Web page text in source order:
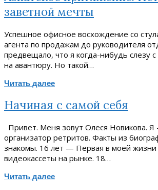
заветной мечты
Успешное офисное восхождение со
агента по продажам до руководителя
предвещало, что я когда-нибудь слезу
на авантюру. Но такой…
Читать далее
Начиная с самой себя
Привет. Меня зовут Олеся Новикова. Я
организатор ретритов. Факты из
знакомы. 16 лет — Первая в моей
видеокассеты на рынке. 18…
Читать далее